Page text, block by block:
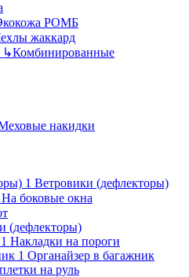
РОМБ
жаккард
↳Комбинированные
накидки
Ветровики (дефлекторы)
На боковые окна
(дефлекторы)
Накладки на пороги
Органайзер в багажник
на руль